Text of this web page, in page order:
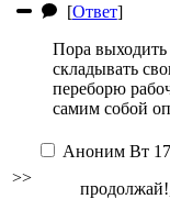
[Ответ]
Пора выходить
складывать
переборю
самим собой
>>
Аноним Вт